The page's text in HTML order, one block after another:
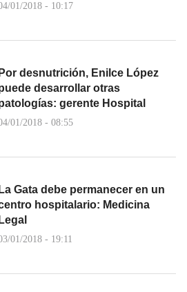
01/2018 - 10:17
Por desnutrición, Enilce López
desarrollar otras
gerente Hospital
01/2018 - 08:55
La Gata debe permanecer en un
hospitalario: Medicina
Legal
01/2018 - 19:11